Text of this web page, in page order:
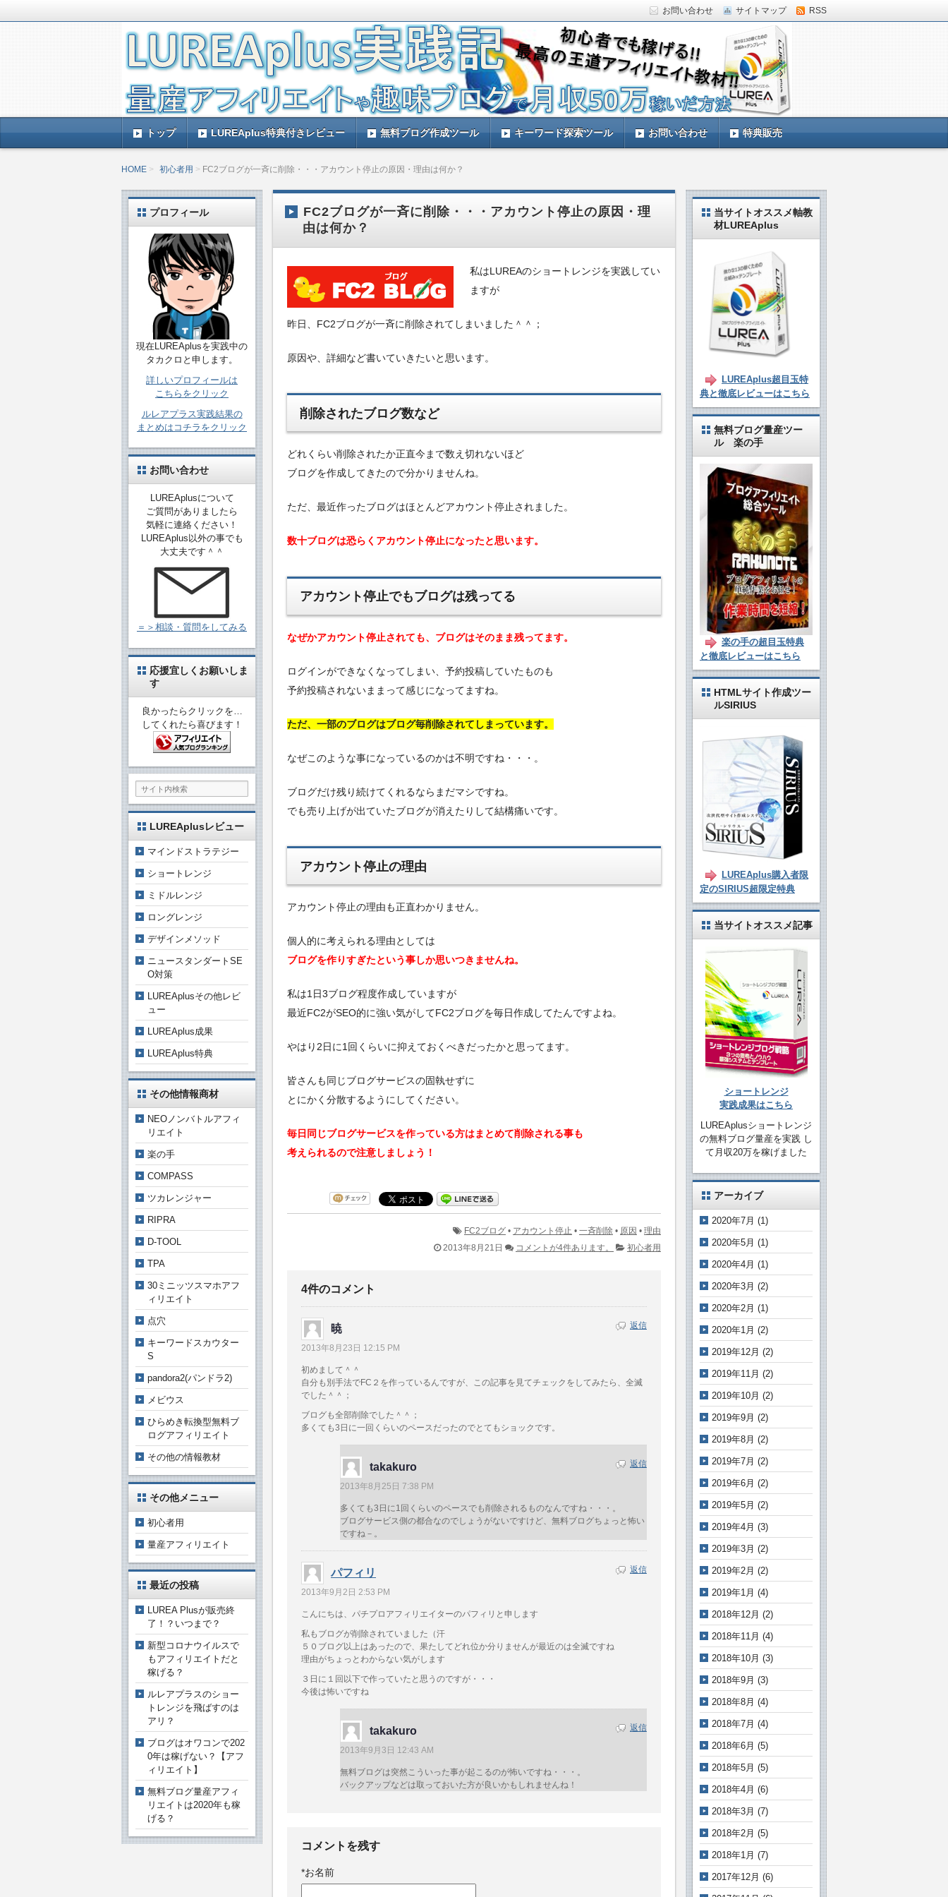
お問い合わせ サイトマップ RSS
LUREAplus実践記！ルレアプラスのレビューサイト！
LUREAplus実践記とレビューです。ルレアプラスを実践して量産アフィリエイトで稼ぐ方法などをレビューしていきます。LUREAplus実践中の私
がレビューするのできっと参考になると思います。
トップ LUREAplus特典付きレビュー 無料ブログ作成ツール キーワード探索ツール お問い合わせ 特典販売
HOME 初心者用 FC2ブログが一斉に削除・・・アカウント停止の原因・理由は何か？
FC2ブログが一斉に削除・・・アカウント停止の原因・理
由は何か？
私はLUREAのショートレンジを実践してい
ますが
昨日、FC2ブログが一斉に削除されてしまいました＾＾；
原因や、詳細など書いていきたいと思います。
削除されたブログ数など
どれくらい削除されたか正直今まで数え切れないほど
ブログを作成してきたので分かりませんね。
ただ、最近作ったブログはほとんどアカウント停止されました。
数十ブログは恐らくアカウント停止になったと思います。
アカウント停止でもブログは残ってる
なぜかアカウント停止されても、ブログはそのまま残ってます。
ログインができなくなってしまい、予約投稿していたものも
予約投稿されないままって感じになってますね。
ただ、一部のブログはブログ毎削除されてしまっています。
なぜこのような事になっているのかは不明ですね・・・。
ブログだけ残り続けてくれるならまだマシですね。
でも売り上げが出ていたブログが消えたりして結構痛いです。
アカウント停止の理由
アカウント停止の理由も正直わかりません。
個人的に考えられる理由としては
ブログを作りすぎたという事しか思いつきませんね。
私は1日3ブログ程度作成していますが
最近FC2がSEO的に強い気がしてFC2ブログを毎日作成してたんですよね。
やはり2日に1回くらいに抑えておくべきだったかと思ってます。
皆さんも同じブログサービスの固執せずに
とにかく分散するようにしてください。
毎日同じブログサービスを作っている方はまとめて削除される事も
考えられるので注意しましょう！
FC2ブログ • アカウント停止 • 一斉削除 • 原因 • 理由
2013年8月21日
コメントが4件あります。 初心者用
4件のコメント
暁
2013年8月23日 12:15 PM
初めまして＾＾
自分も別手法でFC２を作っているんですが、この記事を見てチェックをしてみたら、全滅
でした＾＾；
ブログも全部削除でした＾＾；
多くても3日に一回くらいのペースだったのでとてもショックです。
返信
takakuro
2013年8月25日 7:38 PM
多くても3日に1回くらいのペースでも削除されるものなんですね・・・。
ブログサービス側の都合なのでしょうがないですけど、無料ブログちょっと怖い
ですね－。
返信
パフィリ
2013年9月2日 2:53 PM
こんにちは、パチプロアフィリエイターのパフィリと申します
私もブログが削除されていました（汗
５０ブログ以上はあったので、果たしてどれ位か分りませんが最近のは全滅ですね
理由がちょっとわからない気がします
３日に１回以下で作っていたと思うのですが・・・
今後は怖いですね
返信
takakuro
2013年9月3日 12:43 AM
無料ブログは突然こういった事が起こるのが怖いですね・・・。
バックアップなどは取っておいた方が良いかもしれませんね！
返信
コメントを残す
*お名前
プロフィール
現在LUREAplusを実践中の
タカクロと申します。
詳しいプロフィールは
こちらをクリック
ルレアプラス実践結果の
まとめはコチラをクリック
お問い合わせ
LUREAplusについて
ご質問がありましたら
気軽に連絡ください！
LUREAplus以外の事でも
大丈夫です＾＾
＝＞相談・質問をしてみる
応援宜しくお願いしま
す
良かったらクリックを…
してくれたら喜びます！
LUREAplusレビュー
マインドストラテジー
ショートレンジ
ミドルレンジ
ロングレンジ
デザインメソッド
ニュースタンダートSE
O対策
LUREAplusその他レビ
ュー
LUREAplus成果
LUREAplus特典
その他情報商材
NEOノンバトルアフィ
リエイト
楽の手
COMPASS
ツカレンジャー
RIPRA
D-TOOL
TPA
30ミニッツスマホアフ
ィリエイト
点穴
キーワードスカウター
S
pandora2(パンドラ2)
メビウス
ひらめき転換型無料ブ
ログアフィリエイト
その他の情報教材
その他メニュー
初心者用
量産アフィリエイト
最近の投稿
LUREA Plusが販売終
了！？いつまで？
新型コロナウイルスで
もアフィリエイトだと
稼げる？
ルレアプラスのショー
トレンジを飛ばすのは
アリ？
ブログはオワコンで202
0年は稼げない？【アフ
ィリエイト】
無料ブログ量産アフィ
リエイトは2020年も稼
げる？
当サイトオススメ軸教
材LUREAplus
LUREAplus超目玉特
典と徹底レビューはこちら
無料ブログ量産ツー
ル 楽の手
楽の手の超目玉特典
と徹底レビューはこちら
HTMLサイト作成ツー
ルSIRIUS
LUREAplus購入者限
定のSIRIUS超限定特典
当サイトオススメ記事
ショートレンジ
実践成果はこちら
LUREAplusショートレンジ
の無料ブログ量産を実践 し
て月収20万を稼げました
アーカイブ
2020年7月 (1)
2020年5月 (1)
2020年4月 (1)
2020年3月 (2)
2020年2月 (1)
2020年1月 (2)
2019年12月 (2)
2019年11月 (2)
2019年10月 (2)
2019年9月 (2)
2019年8月 (2)
2019年7月 (2)
2019年6月 (2)
2019年5月 (2)
2019年4月 (3)
2019年3月 (2)
2019年2月 (2)
2019年1月 (4)
2018年12月 (2)
2018年11月 (4)
2018年10月 (3)
2018年9月 (3)
2018年8月 (4)
2018年7月 (4)
2018年6月 (5)
2018年5月 (5)
2018年4月 (6)
2018年3月 (7)
2018年2月 (5)
2018年1月 (7)
2017年12月 (6)